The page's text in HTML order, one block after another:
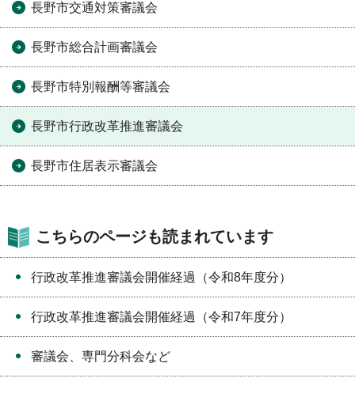
長野市交通対策審議会
長野市総合計画審議会
長野市特別報酬等審議会
長野市行政改革推進審議会
長野市住居表示審議会
こちらのページも読まれています
行政改革推進審議会開催経過（令和8年度分）
行政改革推進審議会開催経過（令和7年度分）
審議会、専門分科会など